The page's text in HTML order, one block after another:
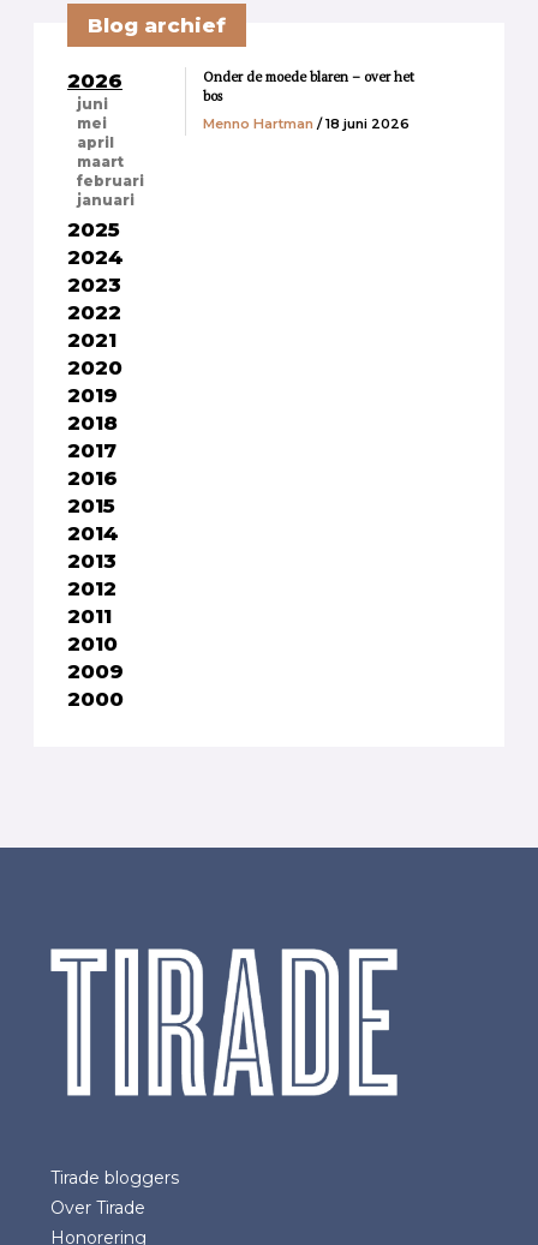
Blog archief
2026
juni
mei
april
maart
februari
januari
2025
2024
2023
2022
2021
2020
2019
2018
2017
2016
2015
2014
2013
2012
2011
2010
2009
2000
Onder de moede blaren – over het
bos
Menno Hartman / 18 juni 2026
Tirade bloggers
Over Tirade
Honorering